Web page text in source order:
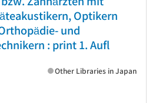
Optikern
und
: print 1. Aufl
Other Libraries in Japan